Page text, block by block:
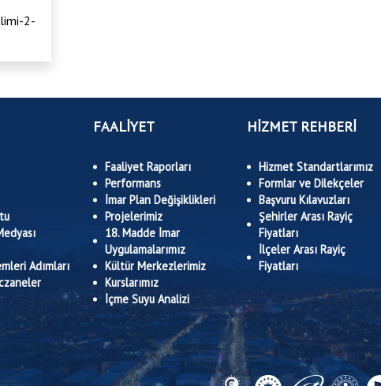
2-
Adımları
FAALİYET
Faaliyet Raporları
Performans
İmar Plan Değişiklikleri
Projelerimiz
18. Madde İmar
Uygulamalarımız
Kültür Merkezlerimiz
Kurslarımız
İçme Suyu Analizi
HİZMET REHBERİ
Hizmet Standartlarımız
Formlar ve Dilekçeler
Başvuru Kılavuzları
Şehirler Arası Rayiç
Fiyatları
İlçeler Arası Rayiç
Fiyatları